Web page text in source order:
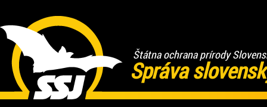
Štátna ochrana prírody
Správa